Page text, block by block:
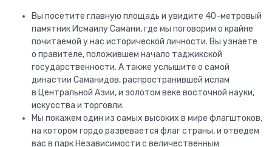
Вы посетите главную площадь и увидите 40-метровый
памятник Исмаилу Самани, где мы поговорим о крайне
почитаемой у нас исторической личности. Вы узнаете
о правителе, положившем начало таджикской
государственности. А также услышите о самой
династии Саманидов, распространившей ислам
в Центральной Азии, и золотом веке восточной науки,
искусства и торговли.
Мы покажем один из самых высоких в мире флагштоков,
на котором гордо развевается флаг страны, и отведем
вас в парк Независимости с величественным